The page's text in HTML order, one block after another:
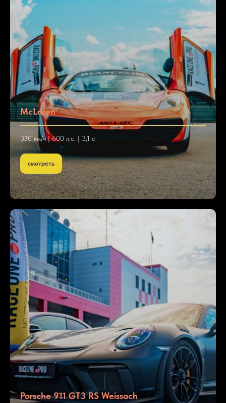
McLaren
330 км/ч | 600 л.с. | 3,1 с
смотреть
Porsche 911 GT3 RS Weissach